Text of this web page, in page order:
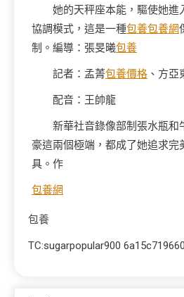
她的天秤座本能，驅使她進
協調模式，這是一種包養包養網
制。編導：張旻曦包養
記者：孟菁包養價格 、方亞
配音：王帥龍
新華社音錄像部制張水瓶和
豪這兩個極端，都成了她追求完
具。作
包養網
包養
TC:sugarpopular900